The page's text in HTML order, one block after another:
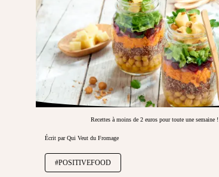
Recettes à moins de 2 euros pour toute une semaine !
Écrit par Qui Veut du Fromage
#POSITIVEFOOD